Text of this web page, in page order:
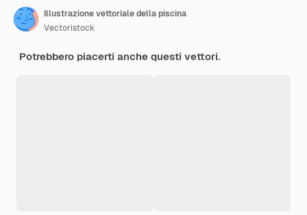
Illustrazione vettoriale della piscina
Vectoristock
Potrebbero piacerti anche questi vettori.